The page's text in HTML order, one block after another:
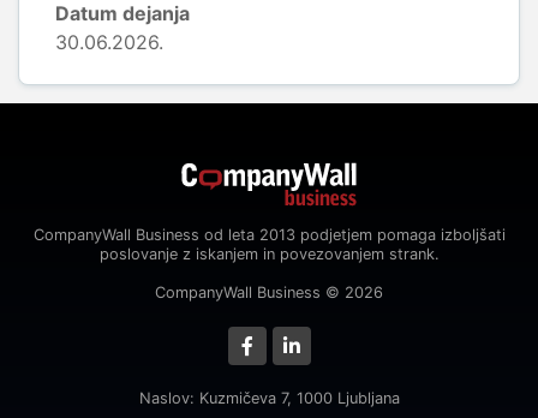
Datum dejanja
30.06.2026.
CompanyWall Business od leta 2013 podjetjem pomaga izboljšati
poslovanje z iskanjem in povezovanjem strank.
CompanyWall Business © 2026
Naslov: Kuzmičeva 7, 1000 Ljubljana